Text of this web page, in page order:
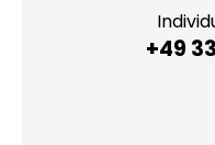
+49